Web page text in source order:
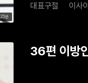
25분
대표구절
이사
36편 이방